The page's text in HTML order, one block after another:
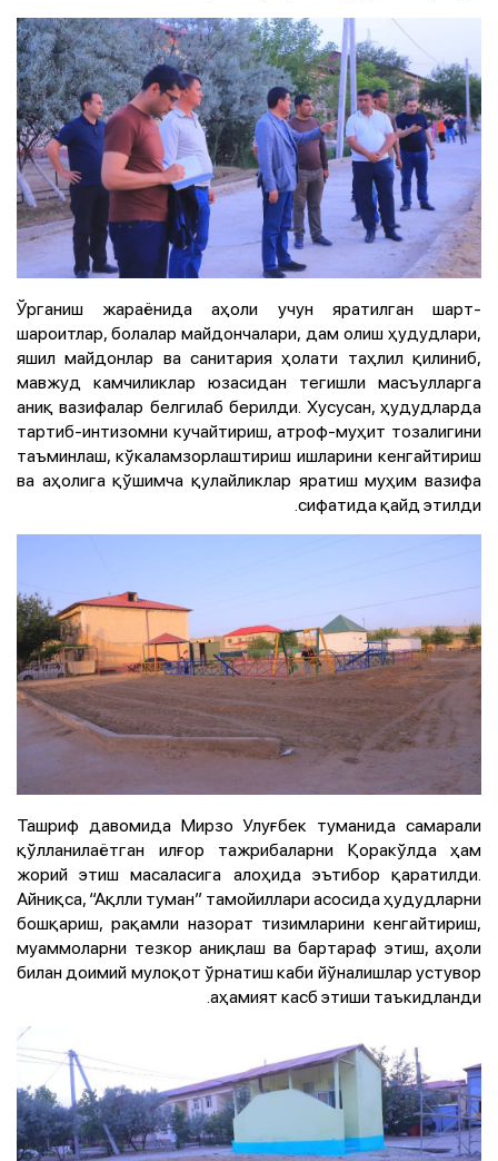
Ўрганиш жараёнида аҳоли учун яратилган шарт-
шароитлар, болалар майдончалари, дам олиш ҳудудлари,
яшил майдонлар ва санитария ҳолати таҳлил қилиниб,
мавжуд камчиликлар юзасидан тегишли масъулларга
аниқ вазифалар белгилаб берилди. Хусусан, ҳудудларда
тартиб-интизомни кучайтириш, атроф-муҳит тозалигини
таъминлаш, кўкаламзорлаштириш ишларини кенгайтириш
ва аҳолига қўшимча қулайликлар яратиш муҳим вазифа
сифатида қайд этилди.
Ташриф давомида Мирзо Улуғбек туманида самарали
қўлланилаётган илғор тажрибаларни Қоракўлда ҳам
жорий этиш масаласига алоҳида эътибор қаратилди.
Айниқса, “Ақлли туман” тамойиллари асосида ҳудудларни
бошқариш, рақамли назорат тизимларини кенгайтириш,
муаммоларни тезкор аниқлаш ва бартараф этиш, аҳоли
билан доимий мулоқот ўрнатиш каби йўналишлар устувор
аҳамият касб этиши таъкидланди.